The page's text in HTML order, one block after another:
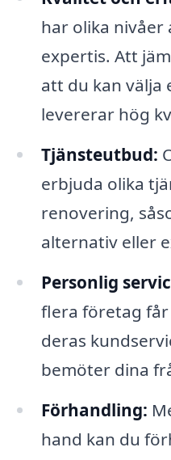
har olika nivåer
expertis. Att
att du kan välja
levererar hög
Tjänsteutbud:
erbjuda olika
renovering,
alternativ eller
Personlig
flera företag
deras
bemöter dina
Förhandling:
hand kan du